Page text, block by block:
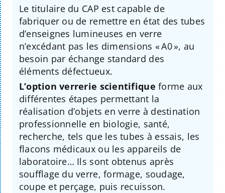
Le titulaire du CAP est capable de
fabriquer ou de remettre en état des tubes
d’enseignes lumineuses en verre
n’excédant pas les dimensions « A0 », au
besoin par échange standard des
éléments défectueux.
L’option verrerie scientifique forme aux
différentes étapes permettant la
réalisation d’objets en verre à destination
professionnelle en biologie, santé,
recherche, tels que les tubes à essais, les
flacons médicaux ou les appareils de
laboratoire… Ils sont obtenus après
soufflage du verre, formage, soudage,
coupe et perçage, puis recuisson.